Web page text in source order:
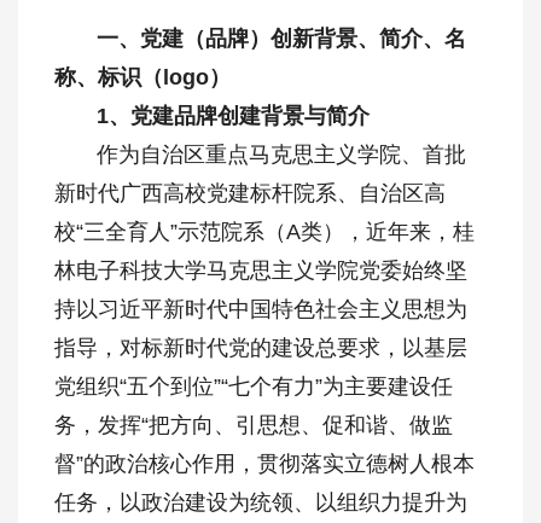
一、 党建（品牌）创新背景、简介、名
称、标识（logo）
1、党建品牌创建背景与简介
作为自治区重点马克思主义学院、首批
新时代广西高校党建标杆院系、自治区高
校“三全育人”示范院系（A类），近年来，桂
林电子科技大学马克思主义学院党委始终坚
持以习近平新时代中国特色社会主义思想为
指导，对标新时代党的建设总要求，以基层
党组织“五个到位”“七个有力”为主要建设任
务，发挥“把方向、引思想、促和谐、做监
督”的政治核心作用，贯彻落实立德树人根本
任务，以政治建设为统领、以组织力提升为